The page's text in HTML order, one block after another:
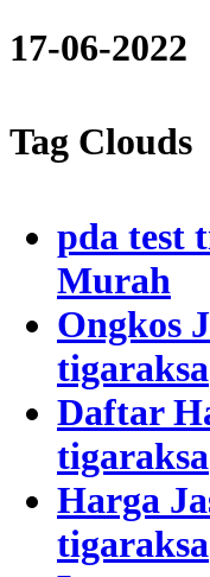
17-06-2022
Tag Clouds
pda test
Murah
Ongkos
tigaraksa
Daftar
tigaraksa
Harga
tigaraksa